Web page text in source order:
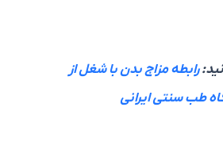
رابطه مزاج بدن با شغل از
طب سنتی ایرانی